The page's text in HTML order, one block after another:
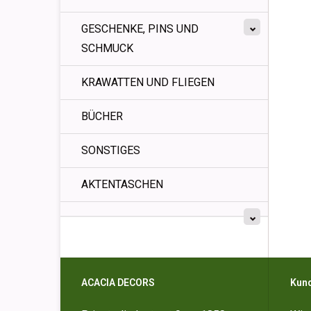
GESCHENKE, PINS UND
SCHMUCK
KRAWATTEN UND FLIEGEN
BÜCHER
SONSTIGES
AKTENTASCHEN
ACACIA DECORS